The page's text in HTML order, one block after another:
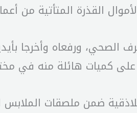
القذرة المتأتية من
ورفعاه وأخرجا
كميات هائلة منه في
ضمن ملصقات الملابس